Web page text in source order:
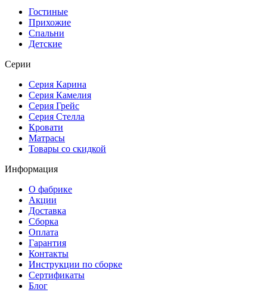
Гостиные
Прихожие
Спальни
Детские
Серии
Серия Карина
Серия Камелия
Серия Грейс
Серия Стелла
Кровати
Матрасы
Товары со скидкой
Информация
О фабрике
Акции
Доставка
Сборка
Оплата
Гарантия
Контакты
Инструкции по сборке
Сертификаты
Блог